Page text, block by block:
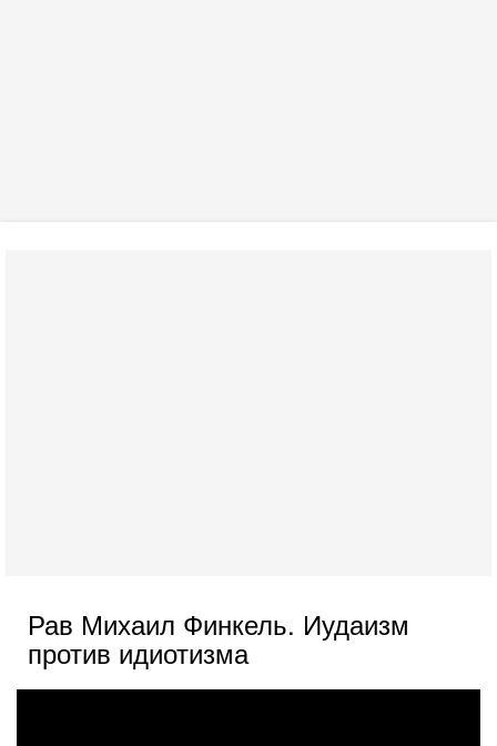
Рав Михаил Финкель. Иудаизм
против идиотизма